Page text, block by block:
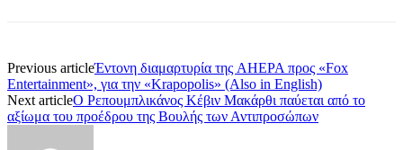
Previous articleΈντονη διαμαρτυρία της AHEPA προς «Fox
Entertainment», για την «Krapopolis» (Also in English)
Next articleΟ Ρεπουμπλικάνος Κέβιν Μακάρθι παύεται από το
αξίωμα του προέδρου της Βουλής των Αντιπροσώπων